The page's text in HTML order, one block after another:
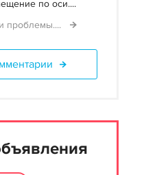
по оси....
проблемы....